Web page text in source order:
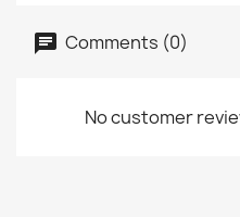
Comments (0)
No customer